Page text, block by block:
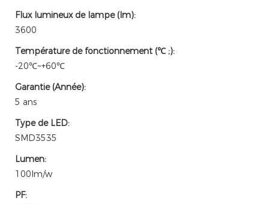
Flux lumineux de lampe (lm):
3600
Température de fonctionnement (℃ ;):
-20℃~+60℃
Garantie (Année):
5 ans
Type de LED:
SMD3535
Lumen:
100lm/w
PF: